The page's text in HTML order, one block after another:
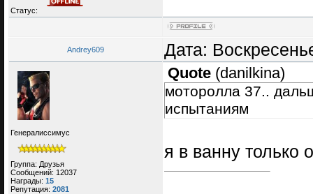
Статус:
Andrey609 Дата:
Генералиссимус
Группа: Друзья
Сообщений: 12037
Награды: 15
Репутация: 2081
Quote (danilkina)
моторолла 37..
испытаниям
я в ванну только